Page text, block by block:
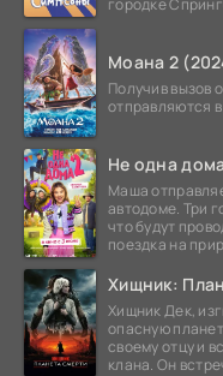
Моана 2
Получив вызов
отправляются
Не одна
Маша
автодоме. Три
что будут
поездка на
Хищник:
Хищник Дек,
опасную
своему отцу и
клана. Он